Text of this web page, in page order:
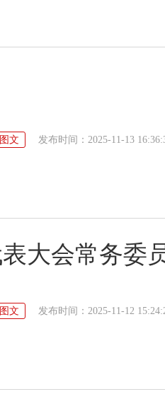
图文 发布时间：2025-11-13
大会常务委
图文 发布时间：2025-11-12